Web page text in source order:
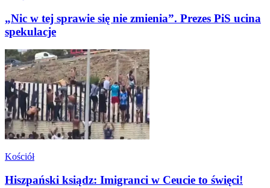
„Nic w tej sprawie się nie zmienia”. Prezes PiS ucina
spekulacje
Kościół
Hiszpański ksiądz: Imigranci w Ceucie to święci!